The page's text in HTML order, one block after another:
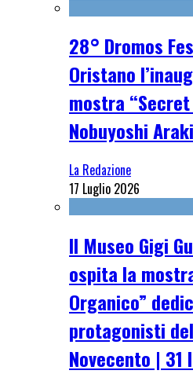
28° Dromos
Oristano
mostra
Nobuyoshi Araki
La Redazione
17 Luglio 2026
Il Museo Gigi
ospita la
Organico”
protagonisti
Novecento |